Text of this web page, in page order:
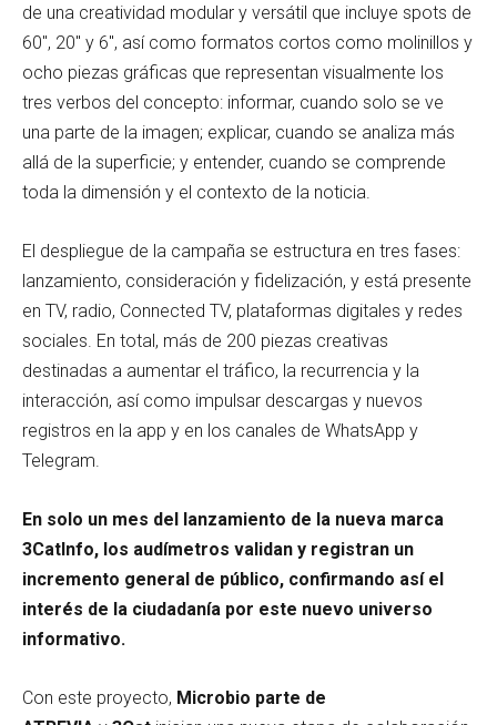
de una creatividad modular y versátil que incluye spots de
60″, 20″ y 6″, así como formatos cortos como molinillos y
ocho piezas gráficas que representan visualmente los
tres verbos del concepto: informar, cuando solo se ve
una parte de la imagen; explicar, cuando se analiza más
allá de la superficie; y entender, cuando se comprende
toda la dimensión y el contexto de la noticia.
El despliegue de la campaña se estructura en tres fases:
lanzamiento, consideración y fidelización, y está presente
en TV, radio, Connected TV, plataformas digitales y redes
sociales. En total, más de 200 piezas creativas
destinadas a aumentar el tráfico, la recurrencia y la
interacción, así como impulsar descargas y nuevos
registros en la app y en los canales de WhatsApp y
Telegram.
En solo un mes del lanzamiento de la nueva marca
3CatInfo, los audímetros validan y registran un
incremento general de público, confirmando así el
interés de la ciudadanía por este nuevo universo
informativo.
Con este proyecto, Microbio parte de